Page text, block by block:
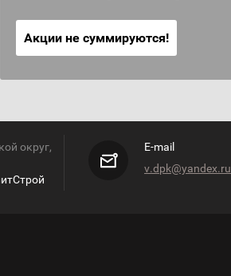
Акции не суммируются!
округ,
E-mail
v.dpk@yandex.ru